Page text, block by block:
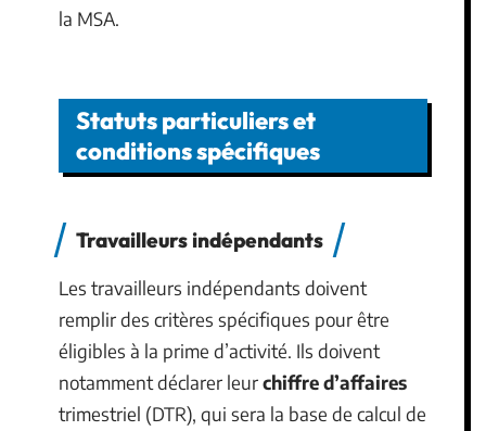
la MSA.
Statuts particuliers et
conditions spécifiques
Travailleurs indépendants
Les travailleurs indépendants doivent
remplir des critères spécifiques pour être
éligibles à la prime d’activité. Ils doivent
notamment déclarer leurchiffre d’affaires
trimestriel (DTR), qui sera la base de calcul de